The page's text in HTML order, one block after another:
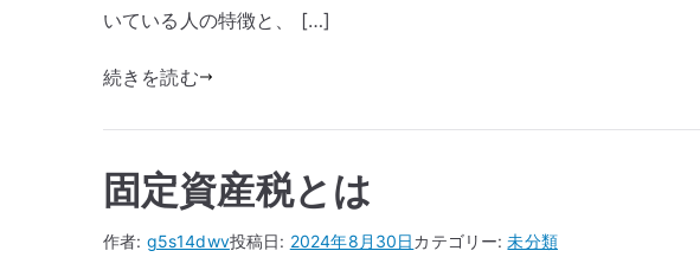
いている人の特徴と、 […]
続きを読む
固定資産税とは
作者: g5s14dwv投稿日: 2024年8月30日カテゴリー:未分類